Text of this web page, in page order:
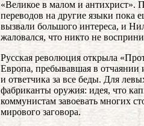
«Великое в малом и антихрист».
переводов на другие языки
вызвали большого интереса, и
жаловался, что никто не
Русская революция открыла
Европа, пребывавшая в отчаянии
и ответчика за все беды. Для
фабриканты оружия: идея, что
коммунистам завоевать многих
мирового заговора.